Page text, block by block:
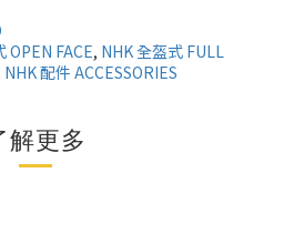
OPEN FACE, NHK 全盔式 FULL
NHK 配件 ACCESSORIES
解更多